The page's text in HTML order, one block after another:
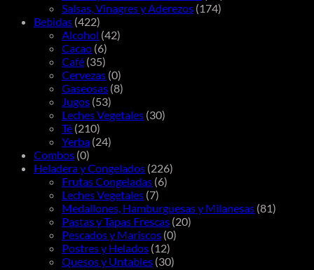
Salsas, Vinagres y Aderezos (174)
Bebidas (422)
Alcohol (42)
Cacao (6)
Café (35)
Cervezas (0)
Gaseosas (8)
Jugos (53)
Leches Vegetales (30)
Té (210)
Yerba (24)
Combos (0)
Heladera y Congelados (226)
Frutas Congeladas (6)
Leches Vegetales (7)
Medallones, Hamburguesas y Milanesas (81)
Pastas y Tapas Frescas (20)
Pescados y Mariscos (0)
Postres y Helados (12)
Quesos y Untables (30)